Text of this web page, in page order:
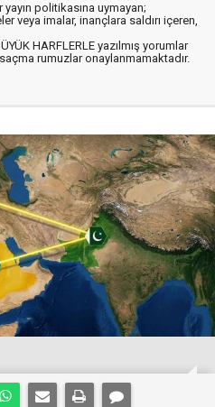
yayın politikasına uymayan;
veya imalar, inançlara saldırı içeren,
HARFLERLE yazılmış yorumlar
rumuzlar onaylanmamaktadır.